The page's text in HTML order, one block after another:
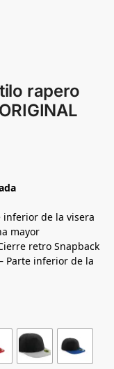
rapero
inferior de la visera
mayor
retro Snapback
Parte inferior de la